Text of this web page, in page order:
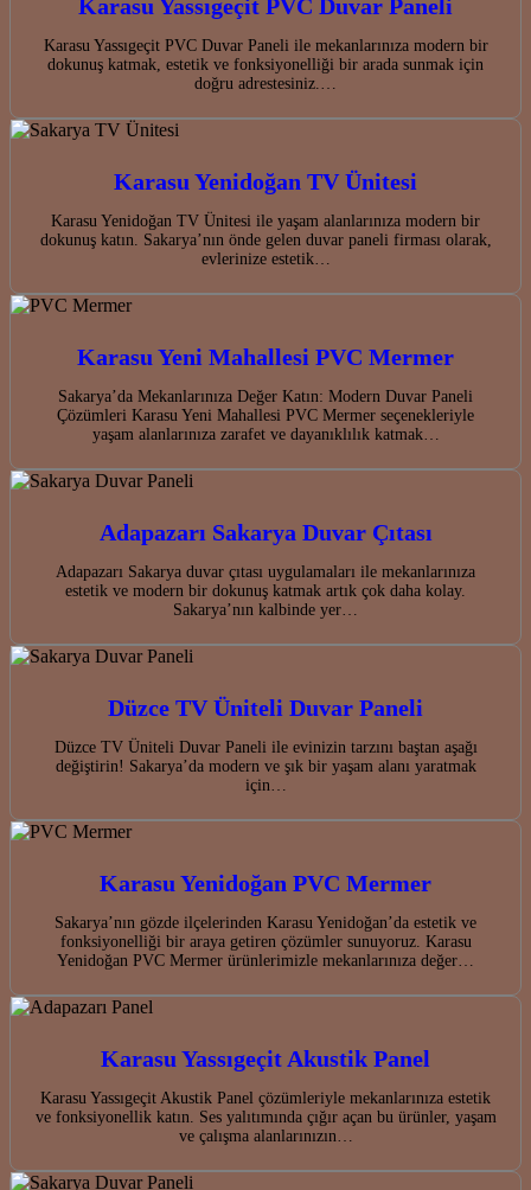
Karasu Yassıgeçit PVC Duvar Paneli
Karasu Yassıgeçit PVC Duvar Paneli ile mekanlarınıza modern bir
dokunuş katmak, estetik ve fonksiyonelliği bir arada sunmak için
doğru adrestesiniz.…
Karasu Yenidoğan TV Ünitesi
Karasu Yenidoğan TV Ünitesi ile yaşam alanlarınıza modern bir
dokunuş katın. Sakarya’nın önde gelen duvar paneli firması olarak,
evlerinize estetik…
Karasu Yeni Mahallesi PVC Mermer
Sakarya’da Mekanlarınıza Değer Katın: Modern Duvar Paneli
Çözümleri Karasu Yeni Mahallesi PVC Mermer seçenekleriyle
yaşam alanlarınıza zarafet ve dayanıklılık katmak…
Adapazarı Sakarya Duvar Çıtası
Adapazarı Sakarya duvar çıtası uygulamaları ile mekanlarınıza
estetik ve modern bir dokunuş katmak artık çok daha kolay.
Sakarya’nın kalbinde yer…
Düzce TV Üniteli Duvar Paneli
Düzce TV Üniteli Duvar Paneli ile evinizin tarzını baştan aşağı
değiştirin! Sakarya’da modern ve şık bir yaşam alanı yaratmak
için…
Karasu Yenidoğan PVC Mermer
Sakarya’nın gözde ilçelerinden Karasu Yenidoğan’da estetik ve
fonksiyonelliği bir araya getiren çözümler sunuyoruz. Karasu
Yenidoğan PVC Mermer ürünlerimizle mekanlarınıza değer…
Karasu Yassıgeçit Akustik Panel
Karasu Yassıgeçit Akustik Panel çözümleriyle mekanlarınıza estetik
ve fonksiyonellik katın. Ses yalıtımında çığır açan bu ürünler, yaşam
ve çalışma alanlarınızın…